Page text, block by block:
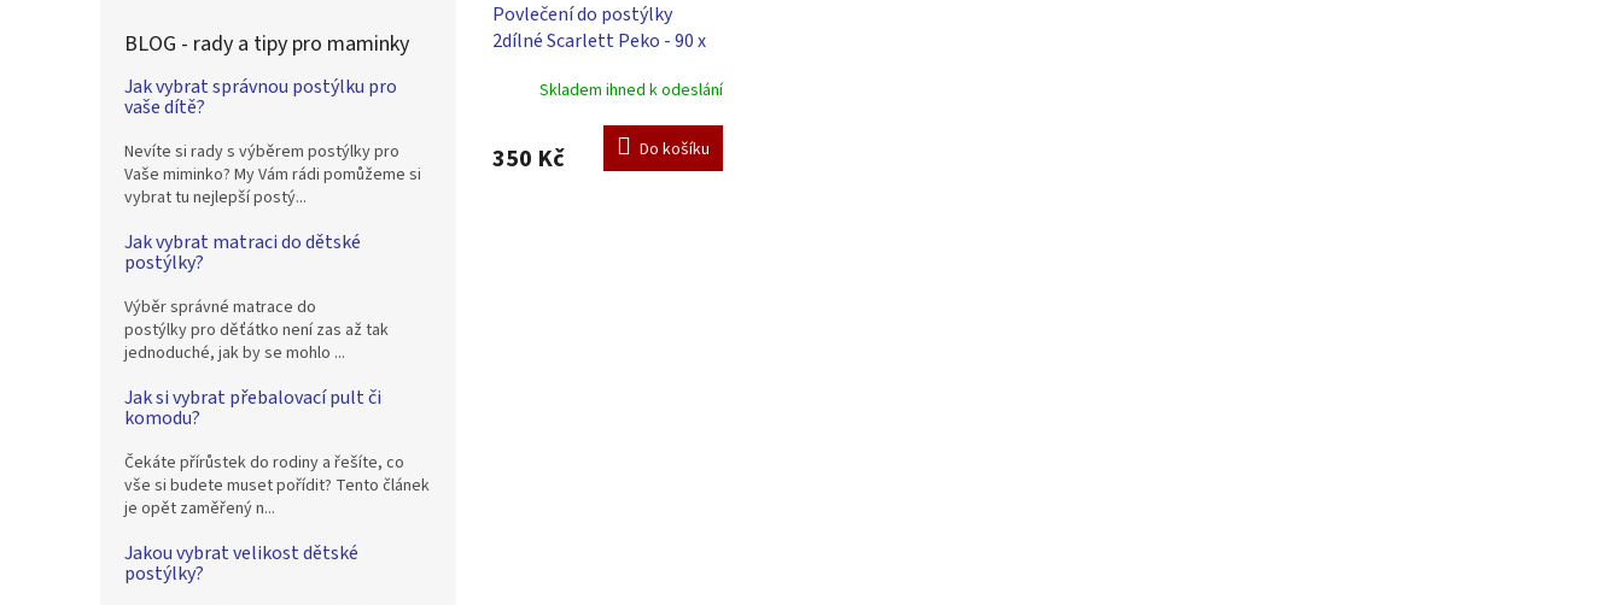
BLOG - rady a tipy pro maminky
Jak vybrat správnou postýlku pro
vaše dítě?
Nevíte si rady s výběrem postýlky pro
Vaše miminko? My Vám rádi pomůžeme si
vybrat tu nejlepší postý...
Jak vybrat matraci do dětské
postýlky?
Výběr správné matrace do
postýlky pro děťátko není zas až tak
jednoduché, jak by se mohlo ...
Jak si vybrat přebalovací pult či
komodu?
Čekáte přírůstek do rodiny a řešíte, co
vše si budete muset pořídit? Tento článek
je opět zaměřený n...
Jakou vybrat velikost dětské
postýlky?
Povlečení do postýlky
2dílné Scarlett Peko - 90 x
Skladem ihned k odeslání
350 Kč Do košíku